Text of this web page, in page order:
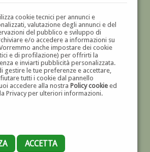
cookie tecnici per annunci e
valutazione degli annunci e del
del pubblico e sviluppo di
e/o accedere a informazioni su
anche impostare dei cookie
e di profilazione) per offrirti la
e inviarti pubblicità personalizzata.
gestire le tue preferenze e accettare,
tutti i cookie dal pannello
accedere alla nostra Policy cookieed
Privacy per ulteriori informazioni.
ACCETTA
GALLERIAD'ARTE
E SCULTURE '800 E '900